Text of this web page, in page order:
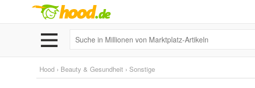
Hood › Beauty & Gesundheit › Sonstige